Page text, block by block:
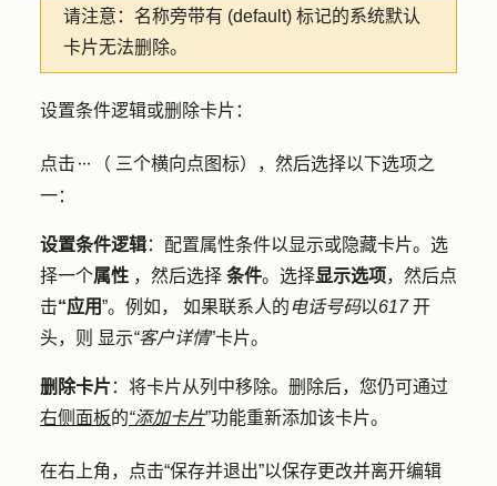
请注意： 名称旁带有 (default) 标记的系统默认
卡片无法删除。
设置条件逻辑或删除卡片：
点击 ellipsesIcon （ 三个横向点图标），然后选择以下选项之
一：
设置条件逻辑： 配置属性条件以显示或隐藏卡片。选
择一个属性 ，然后选择 条件。选择显示选项，然后点
击“应用”。 例如， 如果联系人的电话号码以617开
头， 则 显示“客户详情”卡片。
删除卡片： 将卡片从列中移除。删除后，您仍可通过
右侧面板的“添加卡片”功能重新添加该卡片。
在右上角，点击“保存并退出”以保存更改并离开编辑